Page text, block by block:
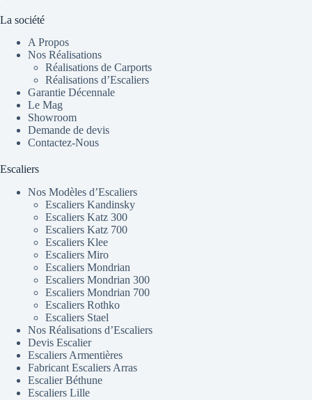
La société
A Propos
Nos Réalisations
Réalisations de Carports
Réalisations d’Escaliers
Garantie Décennale
Le Mag
Showroom
Demande de devis
Contactez-Nous
Escaliers
Nos Modèles d’Escaliers
Escaliers Kandinsky
Escaliers Katz 300
Escaliers Katz 700
Escaliers Klee
Escaliers Miro
Escaliers Mondrian
Escaliers Mondrian 300
Escaliers Mondrian 700
Escaliers Rothko
Escaliers Stael
Nos Réalisations d’Escaliers
Devis Escalier
Escaliers Armentières
Fabricant Escaliers Arras
Escalier Béthune
Escaliers Lille